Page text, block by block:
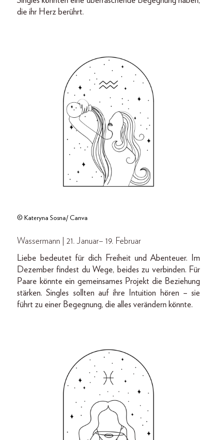
die ihr Herz berührt.
© Kateryna Sosna/ Canva
Wassermann | 21. Januar– 19. Februar
Liebe bedeutet für dich Freiheit und Abenteuer. Im
Dezember findest du Wege, beides zu verbinden. Für
Paare könnte ein gemeinsames Projekt die Beziehung
stärken. Singles sollten auf ihre Intuition hören – sie
führt zu einer Begegnung, die alles verändern könnte.